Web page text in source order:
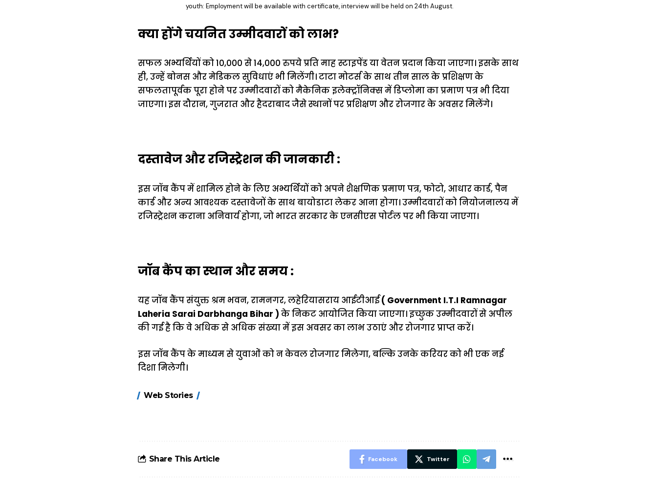
youth: Employment will be available with certificate, interview will be held on 24th August.
क्या होंगे चयनित उम्मीदवारों को लाभ?
सफल अभ्यर्थियों को 10,000 से 14,000 रुपये प्रति माह स्टाइपेंड या वेतन प्रदान किया जाएगा। इसके साथ
ही, उन्हें बोनस और मेडिकल सुविधाएं भी मिलेंगी। टाटा मोटर्स के साथ तीन साल के प्रशिक्षण के
सफलतापूर्वक पूरा होने पर उम्मीदवारों को मैकेनिक इलेक्ट्रॉनिक्स में डिप्लोमा का प्रमाण पत्र भी दिया
जाएगा। इस दौरान, गुजरात और हैदराबाद जैसे स्थानों पर प्रशिक्षण और रोजगार के अवसर मिलेंगे।
दस्तावेज और रजिस्ट्रेशन की जानकारी :
इस जॉब कैंप में शामिल होने के लिए अभ्यर्थियों को अपने शैक्षणिक प्रमाण पत्र, फोटो, आधार कार्ड, पैन
कार्ड और अन्य आवश्यक दस्तावेजों के साथ बायोडाटा लेकर आना होगा। उम्मीदवारों को नियोजनालय में
रजिस्ट्रेशन कराना अनिवार्य होगा, जो भारत सरकार के एनसीएस पोर्टल पर भी किया जाएगा।
जॉब कैंप का स्थान और समय :
यह जॉब कैंप संयुक्त श्रम भवन, रामनगर, लहेरियासराय आईटीआई( Government I.T.I Ramnagar
Laheria Sarai Darbhanga Bihar ) के निकट आयोजित किया जाएगा। इच्छुक उम्मीदवारों से अपील
की गई है कि वे अधिक से अधिक संख्या में इस अवसर का लाभ उठाएं और रोजगार प्राप्त करें।
इस जॉब कैंप के माध्यम से युवाओं को न केवल रोजगार मिलेगा, बल्कि उनके करियर को भी एक नई
दिशा मिलेगी।
Web Stories
होंगे FASTag के
आसान ट्रिक्स
निगरानी
Share This Article Facebook Twitter